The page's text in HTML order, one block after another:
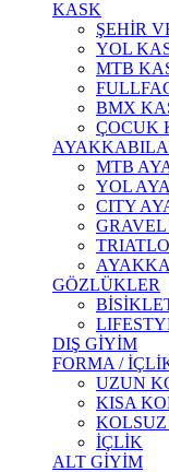
KASK
ŞEHİR
YOL
MTB
BMX
ÇOCUK
MTB
YOL
CITY
GÖZLÜKLER
DIŞ GİYİM
FORMA /
UZUN
KISA
İÇLİK
ALT GİYİM